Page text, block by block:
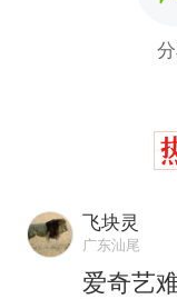
飞块灵
广东汕尾
爱奇艺